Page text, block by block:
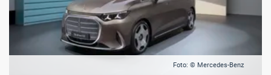
Foto: © Mercedes-Benz